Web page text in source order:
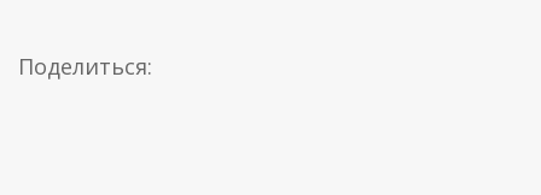
Поделиться: